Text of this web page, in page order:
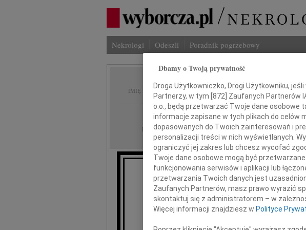
Nekrologi Odeszli Poradnik pogrzebowy
IMIĘ I NAZWISKO: Tadeusz Blachnicki
REGION: Łódź
DATA EMISJI: 03.02.2021
Z wielkim smutkiem zawiadamiamy, że w
zmarł po krótkiej, ciężkiej
Dbamy o Twoją prywatność
Droga Użytkowniczko, Drogi Użytkowniku,
Partnerzy, w tym [872] Zaufanych Partnerów
o.o., będą przetwarzać Twoje dane osobowe
informacje zapisane w tych plikach do celów
dopasowanych do Twoich zainteresowań i
personalizacji treści w nich wyświetlanych.
ograniczyć jej zakres lub chcesz wycofać
Twoje dane osobowe mogą być
funkcjonowania serwisów i aplikacji lub
przetwarzania Twoich danych jest
Zaufanych Partnerów, masz prawo wyrazić
skontaktuj się z administratorem – w
Więcej informacji znajdziesz w Polityce